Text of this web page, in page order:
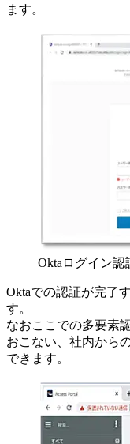
ます。
Oktaログイン認
Oktaでの認証が完了
す。
なおここでの多要素
おこない、社内から
できます。